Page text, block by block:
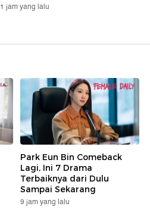
1 jam yang lalu
Park Eun Bin Comeback
Lagi, Ini 7 Drama
Terbaiknya dari Dulu
Sampai Sekarang
9 jam yang lalu